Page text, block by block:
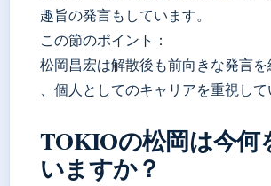
趣旨の発言もしています。
この節のポイント：
松岡昌宏は解散後も前向きな発言を
、個人としてのキャリアを重視して
TOKIOの松岡は今何
いますか？